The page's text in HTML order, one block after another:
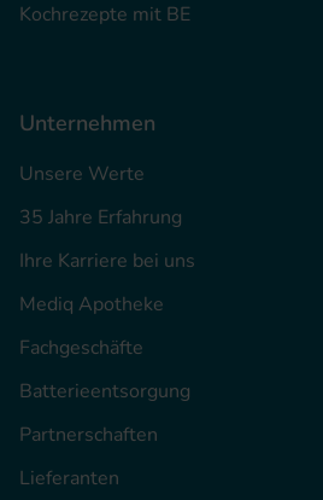
Kochrezepte mit BE
Unternehmen
Unsere Werte
35 Jahre Erfahrung
Ihre Karriere bei uns
Mediq Apotheke
Fachgeschäfte
Batterieentsorgung
Partnerschaften
Lieferanten